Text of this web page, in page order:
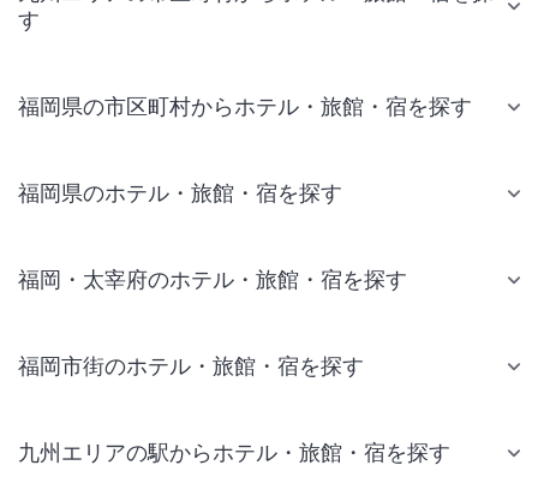
す
福岡県の市区町村からホテル・旅館・宿を探す
福岡県のホテル・旅館・宿を探す
福岡・太宰府のホテル・旅館・宿を探す
福岡市街のホテル・旅館・宿を探す
九州エリアの駅からホテル・旅館・宿を探す